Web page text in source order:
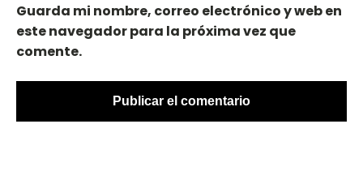
Guarda mi nombre, correo electrónico y web en
este navegador para la próxima vez que
comente.